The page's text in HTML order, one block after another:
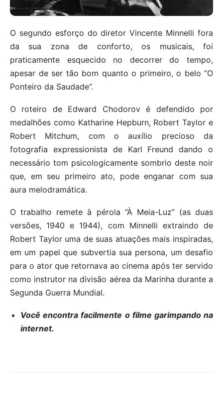
O segundo esforço do diretor Vincente Minnelli fora
da sua zona de conforto, os musicais, foi
praticamente esquecido no decorrer do tempo,
apesar de ser tão bom quanto o primeiro, o belo “O
Ponteiro da Saudade”.
O roteiro de Edward Chodorov é defendido por
medalhões como Katharine Hepburn, Robert Taylor e
Robert Mitchum, com o auxílio precioso da
fotografia expressionista de Karl Freund dando o
necessário tom psicologicamente sombrio deste noir
que, em seu primeiro ato, pode enganar com sua
aura melodramática.
O trabalho remete à pérola “À Meia-Luz” (as duas
versões, 1940 e 1944), com Minnelli extraindo de
Robert Taylor uma de suas atuações mais inspiradas,
em um papel que subvertia sua persona, um desafio
para o ator que retornava ao cinema após ter servido
como instrutor na divisão aérea da Marinha durante a
Segunda Guerra Mundial.
Você encontra facilmente o filme garimpando na
internet.